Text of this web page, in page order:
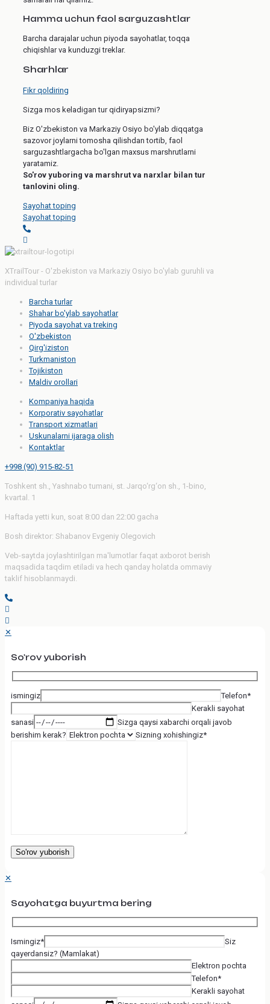
Hamma uchun faol sarguzashtlar
Barcha darajalar uchun piyoda sayohatlar, toqqa
chiqishlar va kunduzgi treklar.
Sharhlar
Fikr qoldiring
Sizga mos keladigan tur qidiryapsizmi?
Biz O'zbekiston va Markaziy Osiyo bo'ylab diqqatga
sazovor joylarni tomosha qilishdan tortib, faol
sarguzashtlargacha bo'lgan maxsus marshrutlarni
yaratamiz.
So'rov yuboring va marshrut va narxlar bilan tur
tanlovini oling.
Sayohat toping
Sayohat toping
XTrailTour - O'zbekiston va Markaziy Osiyo bo'ylab guruhli va
individual turlar
Barcha turlar
Shahar bo'ylab sayohatlar
Piyoda sayohat va treking
O'zbekiston
Qirg'iziston
Turkmaniston
Tojikiston
Maldiv orollari
Kompaniya haqida
Korporativ sayohatlar
Transport xizmatlari
Uskunalarni ijaraga olish
Kontaktlar
+998 (90) 915-82-51
Toshkent sh., Yashnabo tumani, st. Jarqo‘rg‘on sh., 1-bino,
kvartal. 1
Haftada yetti kun, soat 8:00 dan 22:00 gacha
Bosh direktor: Shabanov Evgeniy Olegovich
Veb-saytda joylashtirilgan ma'lumotlar faqat axborot berish
maqsadida taqdim etiladi va hech qanday holatda ommaviy
taklif hisoblanmaydi.
✕
So'rov yuborish
ismingiz
Telefon*
Kerakli sayohat
sanasi
Sizga qaysi xabarchi orqali javob
berishim kerak?
Sizning xohishingiz*
✕
Sayohatga buyurtma bering
Ismingiz*
Siz
qayerdansiz? (Mamlakat)
Elektron pochta
Telefon*
Kerakli sayohat